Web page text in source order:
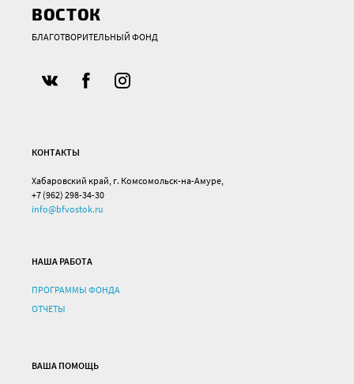
ВОСТОК
БЛАГОТВОРИТЕЛЬНЫЙ ФОНД
КОНТАКТЫ
Хабаровский край, г. Комсомольск-на-Амуре,
+7 (962) 298-34-30
info@bfvostok.ru
НАША РАБОТА
ПРОГРАММЫ ФОНДА
ОТЧЕТЫ
ВАША ПОМОЩЬ